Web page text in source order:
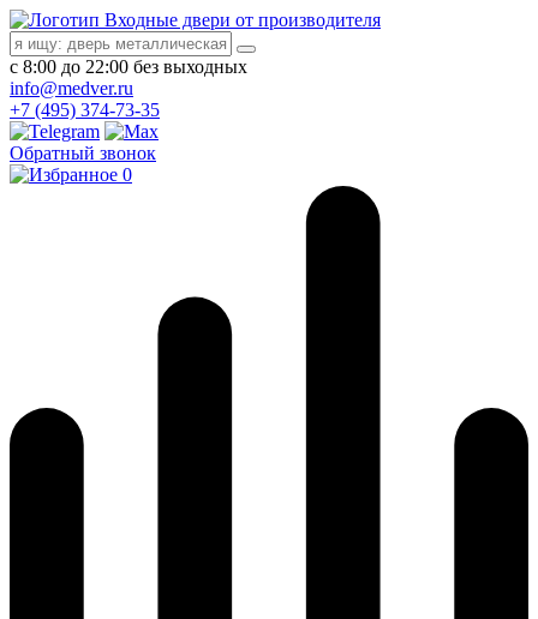
Входные двери от производителя
с 8:00 до 22:00 без выходных
info@medver.ru
+7 (495) 374-73-35
Обратный звонок
0